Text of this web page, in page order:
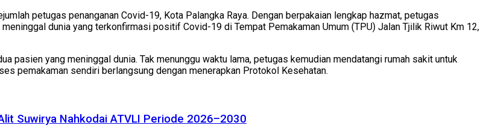
petugas penanganan Covid-19, Kota Palangka Raya. Dengan berpakaian lengkap hazmat, petugas
dunia yang terkonfirmasi positif Covid-19 di Tempat Pemakaman Umum (TPU) Jalan Tjilik Riwut Km 12,
pasien yang meninggal dunia. Tak menunggu waktu lama, petugas kemudian mendatangi rumah sakit untuk
pemakaman sendiri berlangsung dengan menerapkan Protokol Kesehatan.
Suwirya Nahkodai ATVLI Periode 2026–2030